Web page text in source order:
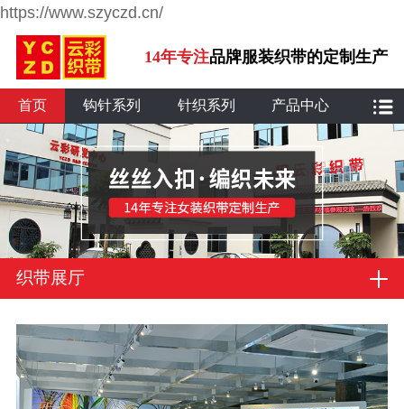
https://www.szyczd.cn/
14年专注品牌服装织带的定制生产
首页 钩针系列 针织系列 产品中心
织带展厅